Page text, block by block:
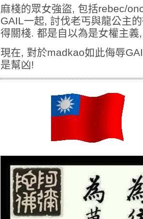
麻棧的眾女強盜, 包括rebec/
GAIL一起, 討伐老丐與龍公主
得關棧. 都是自以為是女權主義
現在, 對於madkao如此侮辱
是幫凶!